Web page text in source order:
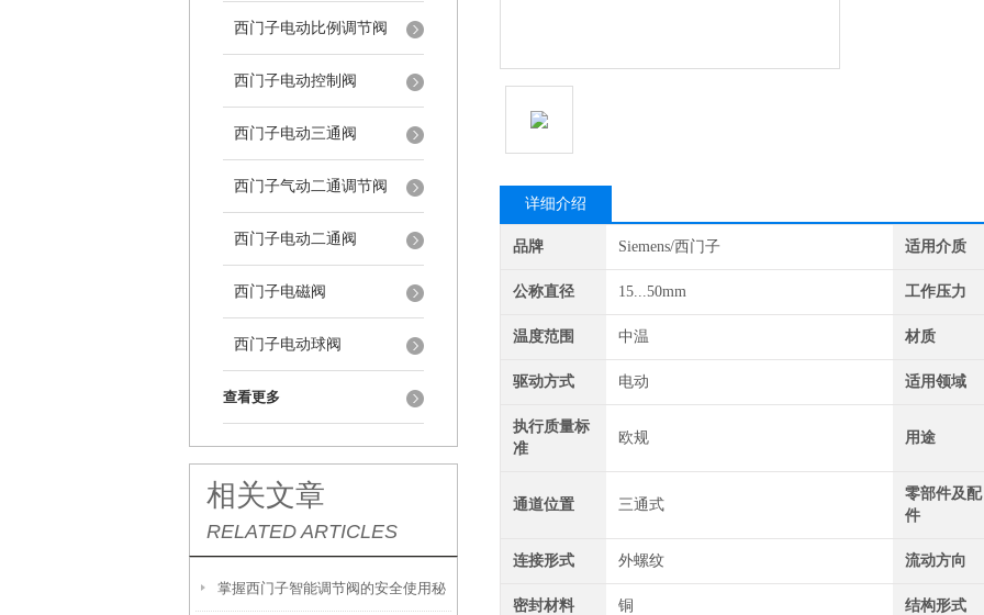
西门子电动比例调节阀
西门子电动控制阀
西门子电动三通阀
西门子气动二通调节阀
西门子电动二通阀
西门子电磁阀
西门子电动球阀
查看更多
相关文章
RELATED ARTICLES
掌握西门子智能调节阀的安全使用秘
详细介绍
品牌 Siemens/西门子 适用介质
公称直径 15...50mm 工作压力
温度范围 中温 材质
驱动方式 电动 适用领域
执行质量标
准
欧规 用途
通道位置 三通式
零部件及配
件
连接形式 外螺纹 流动方向
密封材料 铜 结构形式